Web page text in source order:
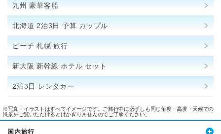
九州 豪華客船
北海道 2泊3日 予算 カップル
ピーチ 札幌 旅行
新大阪 新幹線 ホテル セット
2泊3日 レンタカー
※写真・イラストはすべてイメージです。ご旅行中に必ずしも同じ角度・高度・天候での
風景をご覧いただけるとはかぎりませんのでご了承ください。
国内旅行